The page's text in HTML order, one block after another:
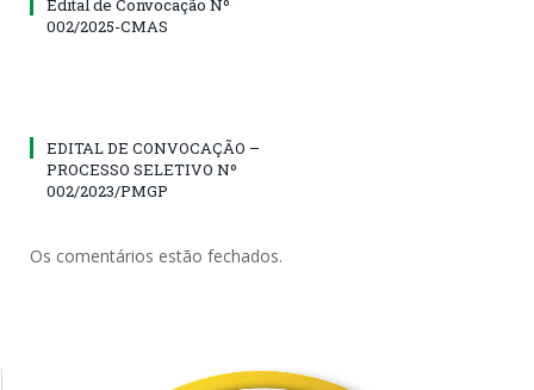
Edital de Convocação Nº
002/2025-CMAS
EDITAL DE CONVOCAÇÃO –
PROCESSO SELETIVO Nº
002/2023/PMGP
Os comentários estão fechados.